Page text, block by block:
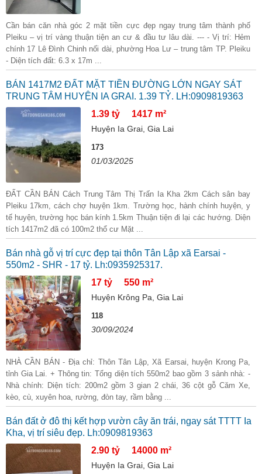
Cần bán căn nhà góc 2 mặt tiền cực đẹp ngay trung tâm thành phố
Pleiku – vị trí vàng thuận tiện an cư & đầu tư lâu dài. --- - Vị trí: Hẻm
chính 17 Lê Đình Chinh nối dài, phường Hoa Lư – trung tâm TP. Pleiku
- Diện tích đất: 6.3 x 17m ...
BÁN 1417M2 ĐẤT MẶT TIỀN ĐƯỜNG LỚN NGAY SÁT
TRUNG TÂM HUYỆN IA GRAI. 1.39 TỶ. LH:0909819363
1.39 tỷ
1417 m²
Huyện Ia Grai, Gia Lai
173
01/03/2025
ĐẤT CẦN BÁN Cách Trung Tâm Thị Trấn Ia Kha 2km Cách sân bay
Pleiku 17km, cách chợ huyện 1km. Trường học, hành chính huyện, y
tế huyện, trường học bán kính 1.5km Thuận tiện đi lại các hướng. Diện
tích 1417m2 đã có 100m2 thổ cư Mặt ...
Bán nhà gỗ vị trí cực đẹp tại thôn Tân Lập xã Earsai -
550m2 - SHR - 17 tỷ. Lh:0935925317.
17 tỷ
550 m²
Huyện Krông Pa, Gia Lai
118
30/09/2024
NHÀ CẦN BÁN - Địa chỉ: Thôn Tân Lập, Xã Earsai, huyện Krong Pa,
tỉnh Gia Lai. + Thông tin: Tổng diện tích 550m2 bao gồm 3 sảnh nhà: -
Nhà chính: Diện tích: 200m2 gồm 3 gian 2 chái, 36 cột gỗ Căm Xe,
kèo, cù, xuyên hoa, rường, đòn tay, rầm bằng ...
Bán đất ở đô thị kết hợp vườn cây ăn trái, ngay sát TTTT Ia
Kha, vị trí siêu đẹp. Lh:0909819363
2.90 tỷ
14000 m²
Huyện Ia Grai, Gia Lai